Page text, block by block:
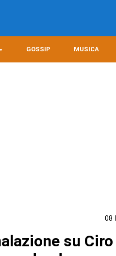
GOSSIP MUSICA
08
su Ciro